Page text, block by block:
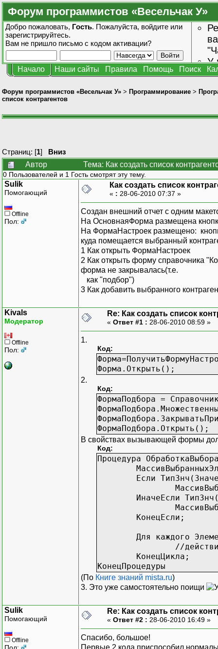
Форум программистов «Весельчак У»
Добро пожаловать, Гость. Пожалуйста, войдите или
зарегистрируйтесь.
Вам не пришло письмо с кодом активации?
У
Начало Наши сайты Правила Помощь Поиск
Форум программистов «Весельчак У» > Программирование >
список контрагентов
Страниц: [1] Вниз
Автор
Тема: Как создать список
0 Пользователей и 1 Гость смотрят эту тему.
Sulik
Помогающий
Offline
Пол:
Как создать список
« : 28-06-2010 07:37 »
Создан внешний отчет с одним
На ОсновнаяФорма размещена
На ФормаНастроек размещено:
куда помещается выбранный
1 Как открыть ФормаНастроек
2 Как открыть форму справочника
форма не закрывалась(т.е.
как "подбор")
3 Как добавить выбранного
Kivals
Модератор
Offline
Пол:
Re: Как создать список
« Ответ #1 : 28-06-2010 08:59 »
1.
Код:
Форма.Открыть();
2.
Код:
ФормаПодбора =
ФормаПодбора.Открыть();
В свойствах вызывающей формы
Код:
Процедура
Если
ИначеЕсли
КонецЕсли;
Для каждого
//
КонецЦикла;
КонецПроцедуры
(По Книге знаний mista.ru)
3. Это уже самостоятельно поищи
Sulik
Помогающий
Offline
Пол:
Re: Как создать список
« Ответ #2 : 28-06-2010 16:49 »
Спасибо, большое!
Первые 2 кода приспособил